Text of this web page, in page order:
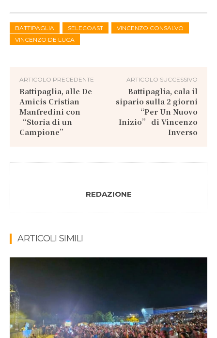
BATTIPAGLIA SELECOAST
VINCENZO CONSALVO
VINCENZO DE LUCA
ARTICOLO PRECEDENTE
Battipaglia, alle De
Amicis Cristian
Manfredini con
“Storia di un
Campione”
ARTICOLO SUCCESSIVO
Battipaglia, cala il
sipario sulla 2 giorni
“Per Un Nuovo
Inizio” di Vincenzo
Inverso
REDAZIONE
ARTICOLI SIMILI